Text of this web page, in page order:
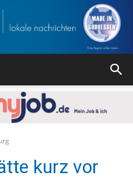
kurz vor